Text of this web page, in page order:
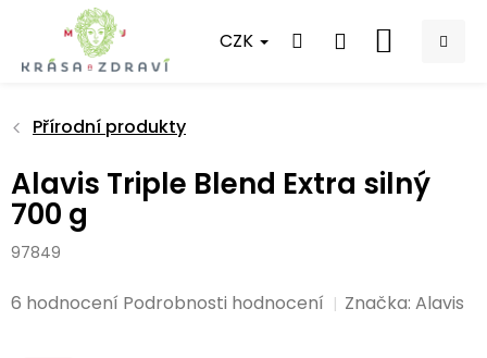
obsah
CZK
NÁKUPNÍ
Přírodní produkty
Alavis Triple Blend Extra silný
700 g
97849
Průměrné
6 hodnocení Podrobnosti hodnocení Značka:Alavis